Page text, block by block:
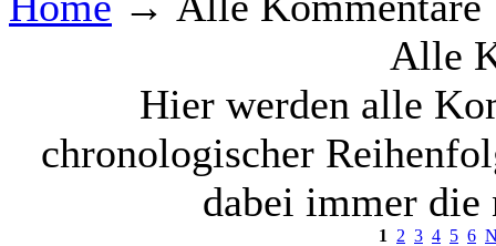
Alle
Hier werden alle
chronologischer
dabei immer die
1 2 3 4 5 6